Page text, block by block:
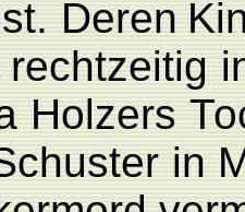
Deren
rechtzeitig
Holzers T
in